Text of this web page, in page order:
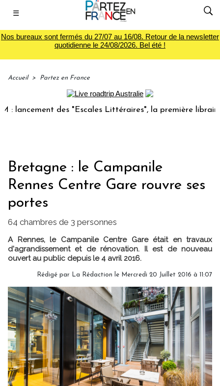
☰
Nos bureaux sont fermés du 27/07 au 16/08. Retour de la newsletter
quotidienne le 24/08/2026. Bel été !
Accueil > Partez en France
des "Escales Littéraires", la première librairie du
Bretagne : le Campanile
Rennes Centre Gare rouvre ses
portes
64 chambres de 3 personnes
A Rennes, le Campanile Centre Gare était en travaux
d'agrandissement et de rénovation. Il est de nouveau
ouvert au public depuis le 4 avril 2016.
Rédigé par La Rédaction le Mercredi 20 Juillet 2016 à 11:07